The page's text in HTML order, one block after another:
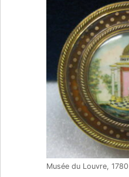
Musée du Louvre, 1780